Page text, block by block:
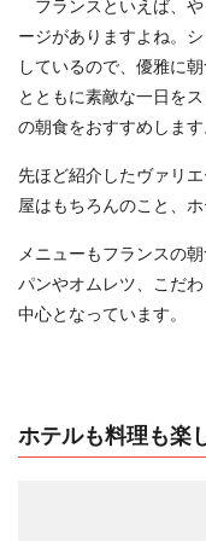
フランスといえば、
ージがありますよね。
しているので、優雅に
とともに素敵な一日を
の朝食をおすすめします
先ほど紹介したヴァリ
屋はもちろんのこと、
メニューもフランスの
パンやオムレツ、こだ
中心となっています。
ホテルも料理も楽